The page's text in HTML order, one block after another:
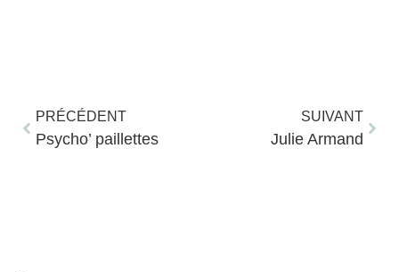
PRÉCÉDENT
Psycho’ paillettes
SUIVANT
Julie Armand